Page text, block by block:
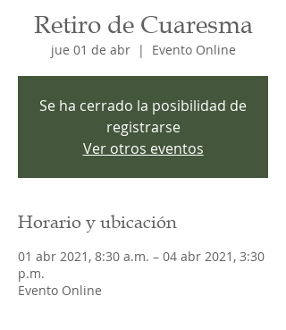
Retiro de Cuaresma
jue 01 de abr
  |
Evento Online
Se ha cerrado la posibilidad de
registrarse
Ver otros eventos
Horario y ubicación
01 abr 2021, 8:30 a.m. – 04 abr 2021, 3:30
p.m.
Evento Online